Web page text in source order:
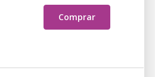
Comprar